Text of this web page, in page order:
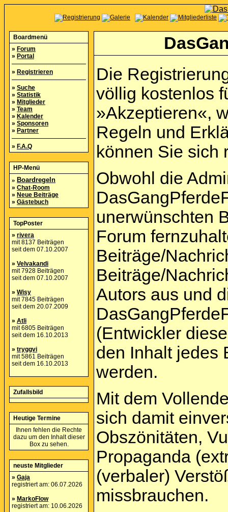
Boardmenü
» Forum
» Portal
» Registrieren
» Suche
» Statistik
» Mitglieder
» Team
» Kalender
» Sponsoren
» Partner
» F.A.Q
HP-Menü
» Boardregeln
» Chat-Room
» Neue Beiträge
» Gästebuch
TopPoster
» rivera
mit 8137 Beiträgen
seit dem 07.10.2007
» Velvakandi
mit 7928 Beiträgen
seit dem 07.10.2007
» Wisy
mit 7845 Beiträgen
seit dem 20.07.2009
» Atli
mit 6805 Beiträgen
seit dem 16.10.2013
» tryggvi
mit 5861 Beiträgen
seit dem 16.10.2013
Zufallsbild
Heutige Termine
Ihnen fehlen die Rechte
dazu um den Inhalt dieser
Box zu sehen.
neuste Mitglieder
» Gaja
registriert am: 06.07.2026
» MarkoFlow
registriert am: 10.06.2026
Die
völlig kostenlos
»Akzeptieren«,
Regeln und
können Sie sich
Obwohl die
unerwünschten
Forum
Beiträge/
Beiträge/
Autors aus und
(Entwickler
den Inhalt jedes
werden.
Mit dem
sich damit
Obszönitäten,
Propaganda
(verbaler)
missbrauchen.